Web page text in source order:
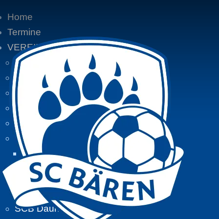
Home
Termine
VEREIN
Vereinsgeschichte
Vereinsaktivitäten
Aktuelle Mitglieder:
Mitglieder von A - Z
Zeitungsberichte
BIKETOUREN
Tourdaten 2016
Tourdaten 2015
Tourdaten 2014
SCB Daune unterwegs...